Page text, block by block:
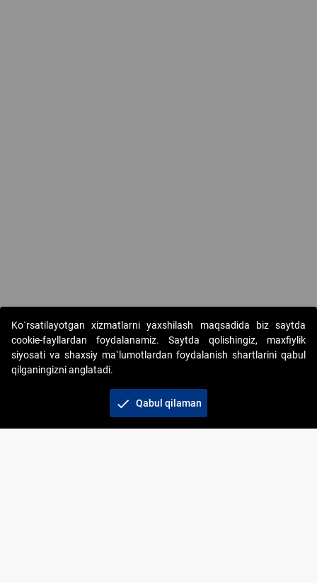
Copyright © 2017-2026. "Elektron onlayn-auksionlarni
tashkil etish" AJ. Barcha huquqlar himoyalangan
Ko`rsatilayotgan xizmatlarni yaxshilash maqsadida biz saytda
cookie-fayllardan foydalanamiz. Saytda qolishingiz, maxfiylik
siyosati va shaxsiy ma`lumotlardan foydalanish shartlarini qabul
qilganingizni anglatadi.
check Qabul qilaman